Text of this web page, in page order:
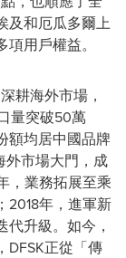
及和厄瓜多爾上
用戶權益。
耕海外市場，
量突破50萬
額均居中國品牌
外市場大門，成
，業務拓展至乘
2018年，進軍新
升級。如今，
DFSK正從「傳